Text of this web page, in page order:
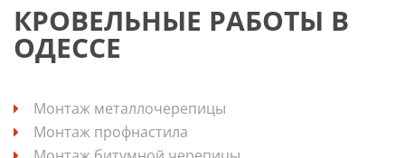
КРОВЕЛЬНЫЕ РАБОТЫ В
ОДЕССЕ
Монтаж металлочерепицы
Монтаж профнастила